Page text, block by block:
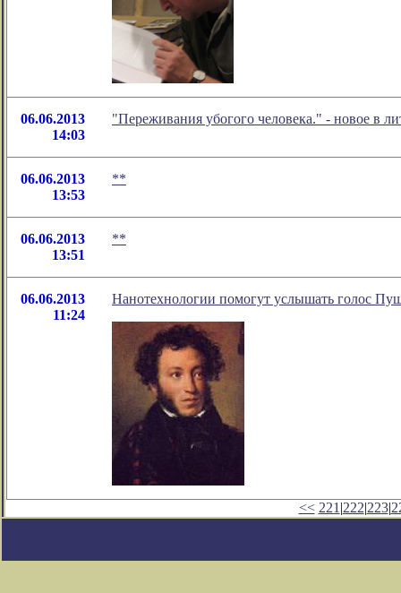
06.06.2013
14:03
"Переживания убогого человека." - новое в
06.06.2013
13:53
**
06.06.2013
13:51
**
06.06.2013
11:24
Нанотехнологии помогут услышать голос
<< 221 |222|223|